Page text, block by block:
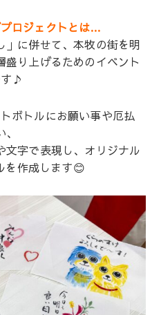
ロジェクトとは…
」に併せて、本牧の街を明
り上げるためのイベント
♪
ボトルにお願い事や厄払
、
文字で表現し、オリジナル
を作成します😊